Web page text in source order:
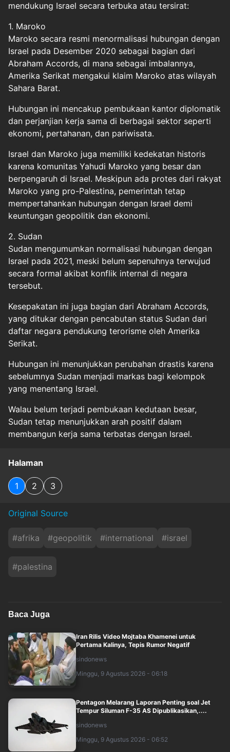
mendukung Israel secara terbuka atau tersirat:
1. Maroko
Maroko secara resmi menormalisasi hubungan dengan
Israel pada Desember 2020 sebagai bagian dari
Abraham Accords, di mana sebagai imbalannya,
Amerika Serikat mengakui klaim Maroko atas wilayah
Sahara Barat.
Hubungan ini mencakup pembukaan kantor diplomatik
dan perjanjian kerja sama di berbagai sektor seperti
ekonomi, pertahanan, dan pariwisata.
Israel dan Maroko juga memiliki kedekatan historis
karena komunitas Yahudi Maroko yang besar dan
berpengaruh di Israel. Meskipun ada protes dari rakyat
Maroko yang pro-Palestina, pemerintah tetap
mempertahankan hubungan dengan Israel demi
keuntungan geopolitik dan ekonomi.
2. Sudan
Sudan mengumumkan normalisasi hubungan dengan
Israel pada 2021, meski belum sepenuhnya terwujud
secara formal akibat konflik internal di negara
tersebut.
Kesepakatan ini juga bagian dari Abraham Accords,
yang ditukar dengan pencabutan status Sudan dari
daftar negara pendukung terorisme oleh Amerika
Serikat.
Hubungan ini menunjukkan perubahan drastis karena
sebelumnya Sudan menjadi markas bagi kelompok
yang menentang Israel.
Walau belum terjadi pembukaan kedutaan besar,
Sudan tetap menunjukkan arah positif dalam
membangun kerja sama terbatas dengan Israel.
Halaman
1 2 3
Original Source
#afrika #geopolitik #international #israel
#palestina
Baca Juga
Iran Rilis Video Mojtaba Khamenei untuk
Pertama Kalinya, Tepis Rumor Negatif
sindonews
Minggu, 9 Agustus 2026 - 06:18
Pentagon Melarang Laporan Penting soal Jet
Tempur Siluman F-35 AS Dipublikasikan,....
sindonews
Minggu, 9 Agustus 2026 - 06:52